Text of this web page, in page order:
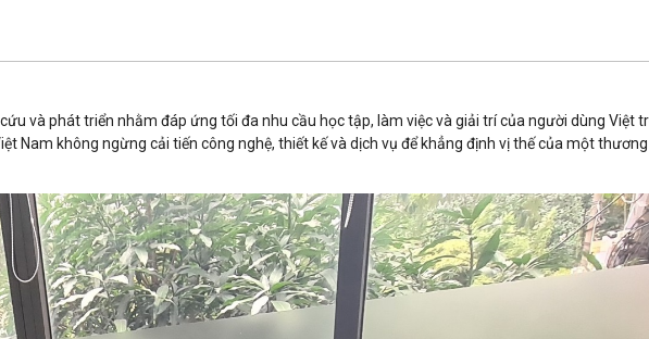
và phát triển nhằm đáp ứng tối đa nhu cầu học tập, làm việc và giải trí của người dùng Việt
Nam không ngừng cải tiến công nghệ, thiết kế và dịch vụ để khẳng định vị thế của một